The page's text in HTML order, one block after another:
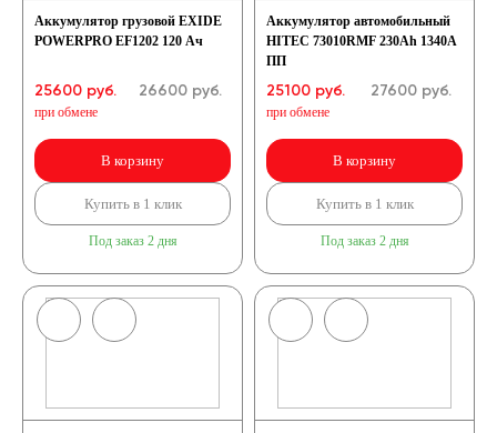
Аккумулятор грузовой EXIDE
POWERPRO EF1202 120 Ач
25600 руб.
при обмене
26600руб.
В корзину
Купить в 1 клик
Под заказ 2 дня
Аккумулятор автомобильный
HITEC 73010RMF 230Ah 1340A
ПП
25100 руб.
при обмене
27600руб.
В корзину
Купить в 1 клик
Под заказ 2 дня